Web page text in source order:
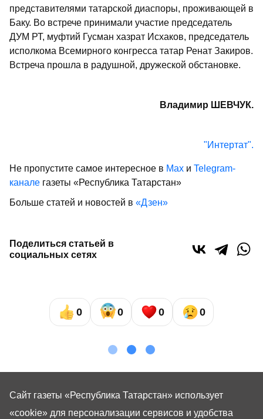
представителями татарской диаспоры, проживающей в
Баку. Во встрече принимали участие председатель
ДУМ РТ, муфтий Гусман хазрат Исхаков, председатель
исполкома Всемирного конгресса татар Ренат Закиров.
Встреча прошла в радушной, дружеской обстановке.
Владимир ШЕВЧУК.
"Интертат".
Не пропустите самое интересное в Max и Telegram-
канале газеты «Республика Татарстан»
Больше статей и новостей в «Дзен»
Поделиться статьей в
социальных сетях
0 0 0 0
Сайт газеты «Республика Татарстан» использует
«cookie» для персонализации сервисов и удобства